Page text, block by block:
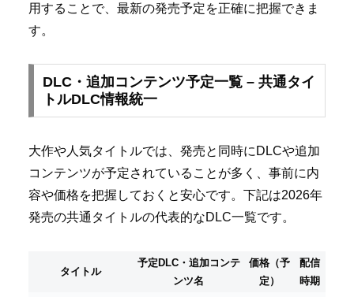
用することで、最新の発売予定を正確に把握できま
す。
DLC・追加コンテンツ予定一覧 – 共通タイ
トルDLC情報統一
大作や人気タイトルでは、発売と同時にDLCや追加
コンテンツが予定されていることが多く、事前に内
容や価格を把握しておくと安心です。下記は2026年
発売の共通タイトルの代表的なDLC一覧です。
タイトル
予定DLC・追加コンテ
ンツ名
価格（予
定）
配信
時期